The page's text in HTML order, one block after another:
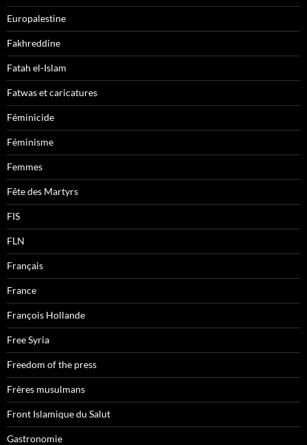
Europalestine
Fakhreddine
Fatah el-Islam
Fatwas et caricatures
Féminicide
Féminisme
Femmes
Fête des Martyrs
FIS
FLN
Français
France
François Hollande
Free Syria
Freedom of the press
Frères musulmans
Front Islamique du Salut
Gastronomie